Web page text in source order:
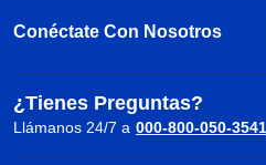
Conéctate Con Nosotros
¿Tienes Preguntas?
Llámanos 24/7 a 000-800-050-3541